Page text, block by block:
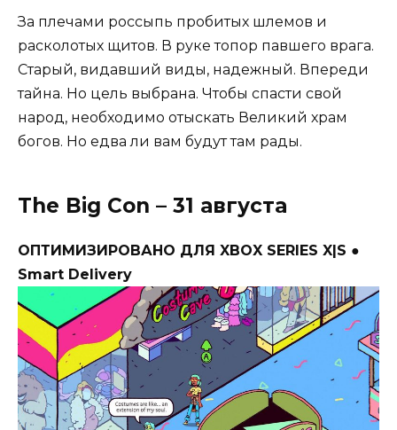
За плечами россыпь пробитых шлемов и
расколотых щитов. В руке топор павшего врага.
Старый, видавший виды, надежный. Впереди
тайна. Но цель выбрана. Чтобы спасти свой
народ, необходимо отыскать Великий храм
богов. Но едва ли вам будут там рады.
The Big Con – 31 августа
ОПТИМИЗИРОВАНО ДЛЯ XBOX SERIES X|S ●
Smart Delivery